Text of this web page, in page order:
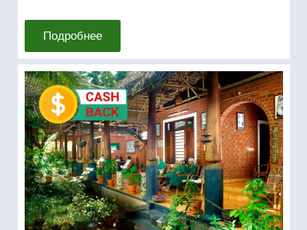
Подробнее